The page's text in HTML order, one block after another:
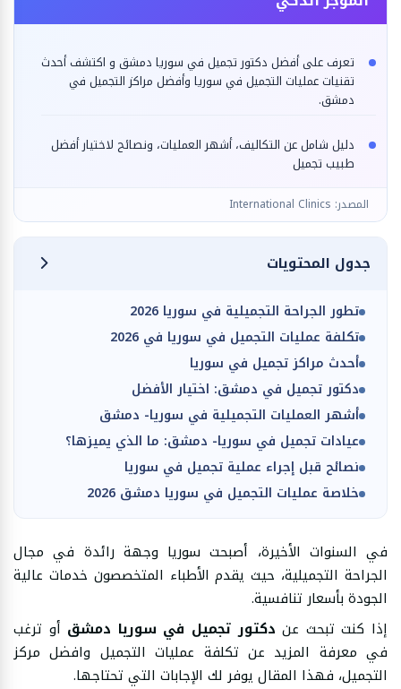
تعرف على أفضل دكتور تجميل في سوريا دمشق و اكتشف أحدث
تقنيات عمليات التجميل في سوريا وأفضل مراكز التجميل في
دمشق.
دليل شامل عن التكاليف، أشهر العمليات، ونصائح لاختيار أفضل
طبيب تجميل
المصدر: International Clinics
جدول المحتويات
تطور الجراحة التجميلية في سوريا 2026
تكلفة عمليات التجميل في سوريا في 2026
أحدث مراكز تجميل في سوريا
دكتور تجميل في دمشق: اختيار الأفضل
أشهر العمليات التجميلية في سوريا- دمشق
عيادات تجميل في سوريا- دمشق: ما الذي يميزها؟
نصائح قبل إجراء عملية تجميل في سوريا
خلاصة عمليات التجميل في سوريا دمشق 2026
في السنوات الأخيرة، أصبحت سوريا وجهة رائدة في مجال
الجراحة التجميلية، حيث يقدم الأطباء المتخصصون خدمات عالية
الجودة بأسعار تنافسية.
إذا كنت تبحث عن دكتور تجميل في سوريا دمشق أو ترغب
في معرفة المزيد عن تكلفة عمليات التجميل وافضل مركز
التجميل، فهذا المقال يوفر لك الإجابات التي تحتاجها.